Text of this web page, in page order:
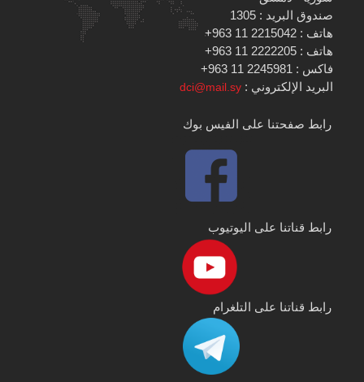
صندوق البريد : 1305
هاتف : 2215042 11 963+
هاتف : 2222205 11 963+
فاكس : 2245981 11 963+
البريد الإلكتروني :dci@mail.sy
رابط صفحتنا على الفيس بوك
رابط قناتنا على اليوتيوب
رابط قناتنا على التلغرام